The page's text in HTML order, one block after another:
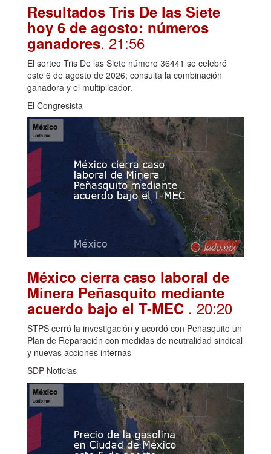
Resultados Tris De las Siete
hoy 6 de agosto: números
ganadores. 21:56
El sorteo Tris De las Siete número 36441 se celebró
este 6 de agosto de 2026; consulta la combinación
ganadora y el multiplicador.
El Congresista
México cierra caso laboral de
Minera Peñasquito mediante
acuerdo bajo el T-MEC . 20:20
STPS cerró la investigación y acordó con Peñasquito un
Plan de Reparación con medidas de neutralidad sindical
y nuevas acciones internas
SDP Noticias